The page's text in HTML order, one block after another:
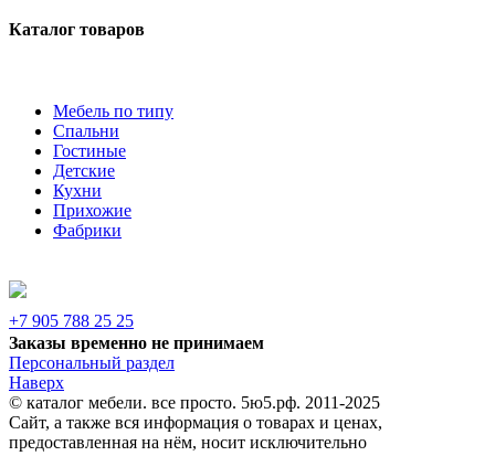
Каталог товаров
Мебель по типу
Спальни
Гостиные
Детские
Кухни
Прихожие
Фабрики
+7 905 788 25 25
Заказы временно не принимаем
Персональный раздел
Наверх
© каталог мебели. все просто. 5ю5.рф. 2011-2025
Сайт, а также вся информация о товарах и ценах,
предоставленная на нём, носит исключительно